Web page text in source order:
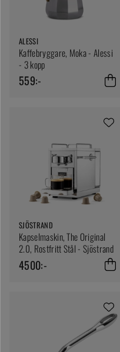
ALESSI
Kaffebryggare, Moka - Alessi
- 3 kopp
559:-
SJÖSTRAND
Kapselmaskin, The Original
2.0, Rostfritt Stål - Sjöstrand
4500:-